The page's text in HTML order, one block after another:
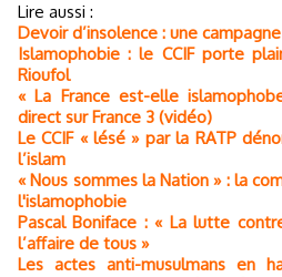
Lire aussi :
Devoir d’insolence : une
Islamophobie : le CCIF porte
Rioufol
« La France est-elle
direct sur France 3 (vidéo)
Le CCIF « lésé » par la RATP
l’islam
« Nous sommes la Nation » : la
l'islamophobie
Pascal Boniface : « La lutte
l’affaire de tous »
Les actes anti-musulmans en